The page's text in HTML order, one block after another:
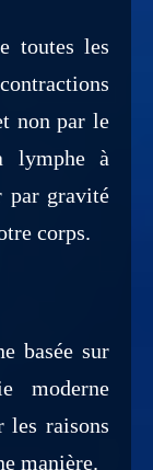
toutes les
non par le
lymphe à
par gravité
corps.
basée sur
moderne
les raisons
manière.